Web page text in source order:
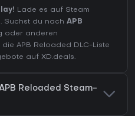
Lade es auf Steam
Suchst du nach APB
oder anderen
APB Reloaded DLC-Liste
auf XD.deals.
Reloaded Steam-